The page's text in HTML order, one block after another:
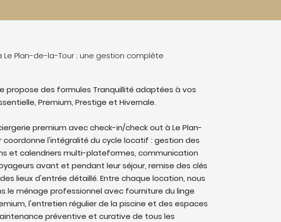
Plan-de-la-Tour : une gestion complète
propose des formules Tranquillité adaptées à vos
Premium, Prestige et Hivernale.
premium avec check-in/check out à Le Plan-
coordonne l'intégralité du cycle locatif : gestion des
et calendriers multi-plateformes, communication
avant et pendant leur séjour, remise des clés
lieux d'entrée détaillé. Entre chaque location, nous
le ménage professionnel avec fourniture du linge
l'entretien régulier de la piscine et des espaces
préventive et curative de tous les